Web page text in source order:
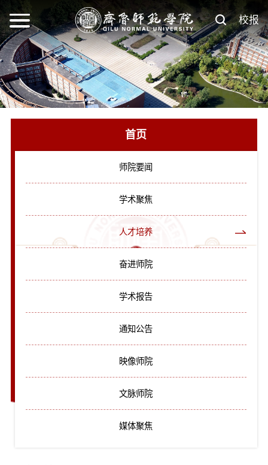
校报
首页
师院要闻
学术聚焦
人才培养
奋进师院
学术报告
通知公告
映像师院
文脉师院
媒体聚焦